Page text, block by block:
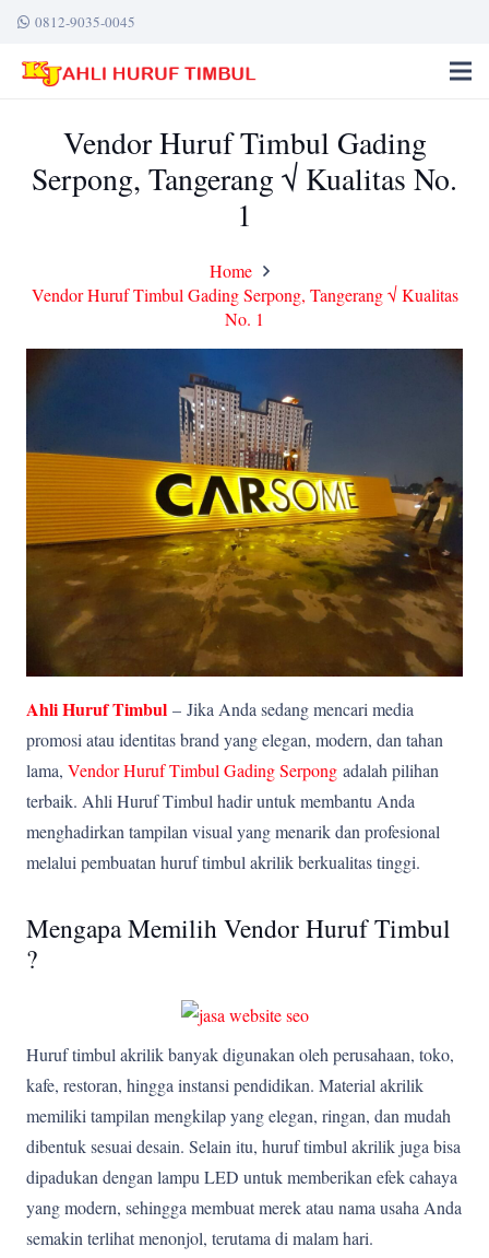
0812-9035-0045
Vendor Huruf Timbul Gading
Serpong, Tangerang √ Kualitas No.
1
Home
Vendor Huruf Timbul Gading Serpong, Tangerang √ Kualitas
No. 1
Ahli Huruf Timbul – Jika Anda sedang mencari media
promosi atau identitas brand yang elegan, modern, dan tahan
lama, Vendor Huruf Timbul Gading Serpong adalah pilihan
terbaik. Ahli Huruf Timbul hadir untuk membantu Anda
menghadirkan tampilan visual yang menarik dan profesional
melalui pembuatan huruf timbul akrilik berkualitas tinggi.
Mengapa Memilih Vendor Huruf Timbul
?
Huruf timbul akrilik banyak digunakan oleh perusahaan, toko,
kafe, restoran, hingga instansi pendidikan. Material akrilik
memiliki tampilan mengkilap yang elegan, ringan, dan mudah
dibentuk sesuai desain. Selain itu, huruf timbul akrilik juga bisa
dipadukan dengan lampu LED untuk memberikan efek cahaya
yang modern, sehingga membuat merek atau nama usaha Anda
semakin terlihat menonjol, terutama di malam hari.